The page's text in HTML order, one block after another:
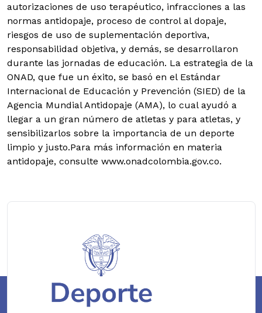
autorizaciones de uso terapéutico, infracciones a las
normas antidopaje, proceso de control al dopaje,
riesgos de uso de suplementación deportiva,
responsabilidad objetiva, y demás, se desarrollaron
durante las jornadas de educación. La estrategia de la
ONAD, que fue un éxito, se basó en el Estándar
Internacional de Educación y Prevención (SIED) de la
Agencia Mundial Antidopaje (AMA), lo cual ayudó a
llegar a un gran número de atletas y para atletas, y
sensibilizarlos sobre la importancia de un deporte
limpio y justo.Para más información en materia
antidopaje, consulte www.onadcolombia.gov.co.